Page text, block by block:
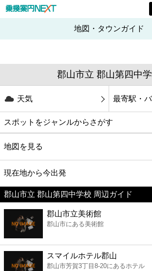
地図・タウンガイド
郡山市立 郡山第四中
天気 最寄駅・
スポットをジャンルからさがす
グルメ
映画
美容
コンビニ
薬局
地図を見る
現在地から今出発
郡山市立 郡山第四中学校 周辺ガイド
郡山市立美術館
郡山市にある美術館
スマイルホテル郡山
郡山市芳賀3丁目8-20にあるホテル